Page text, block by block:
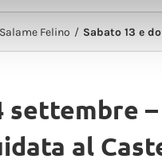
settembre
al
Felino / Sabato 13 e